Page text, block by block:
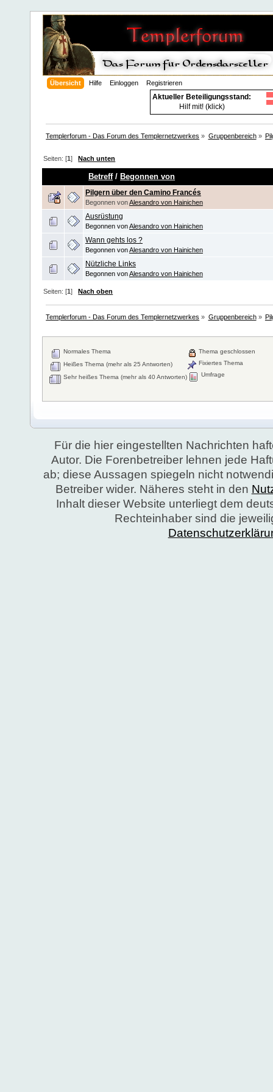
Übersicht Hilfe Einloggen Registrieren
Aktueller Beteiligungsstand:
Hilf mit! (klick)
Templerforum - Das Forum des Templernetzwerkes » Gruppenbereich»
Seiten: [1]Nach unten
Betreff/ Begonnen von
Pilgern über den Camino Francés
Begonnen vonAlesandro von Hainichen
Ausrüstung
Begonnen vonAlesandro von Hainichen
Wann gehts los ?
Begonnen vonAlesandro von Hainichen
Nützliche Links
Begonnen vonAlesandro von Hainichen
Seiten: [1]Nach oben
Templerforum - Das Forum des Templernetzwerkes » Gruppenbereich»
Normales Thema
Heißes Thema (mehr als 25 Antworten)
Sehr heißes Thema (mehr als 40 Antworten)
Thema geschlossen
Fixiertes Thema
Umfrage
Für die hier eingestellten Nachrichten
Autor. Die Forenbetreiber lehnen jede
ab; diese Aussagen spiegeln nicht
Betreiber wider. Näheres steht in den
Inhalt dieser Website unterliegt dem
Rechteinhaber sind die